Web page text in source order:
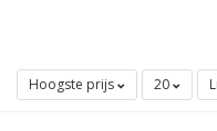
Hoogste prijs 20